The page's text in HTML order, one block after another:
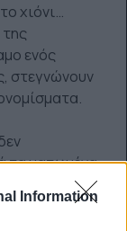
Information
χιόνι…
ενός
στεγνώνουν
τα ματωμένα
στη ζωή